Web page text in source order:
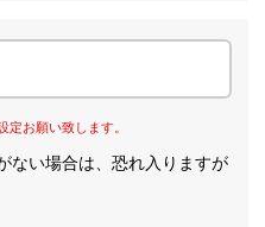
定お願い致します。
ない場合は、恐れ入りますが